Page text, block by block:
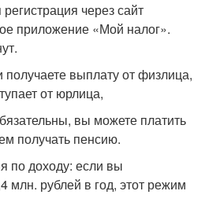
через сайт
приложение «Мой налог».
получаете выплату от физлица,
от юрлица,
вы можете платить
получать пенсию.
по доходу: если вы
млн. рублей в год, этот режим